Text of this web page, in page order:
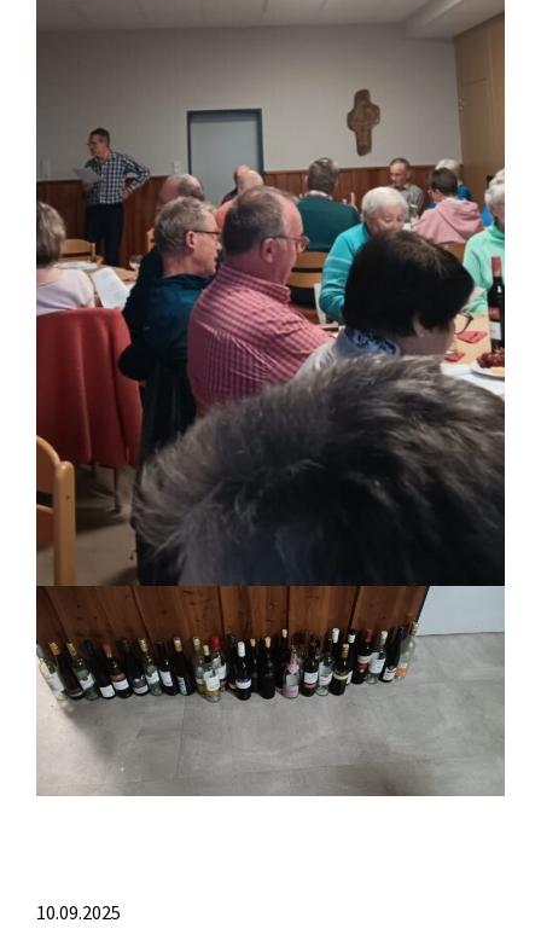
10.09.2025